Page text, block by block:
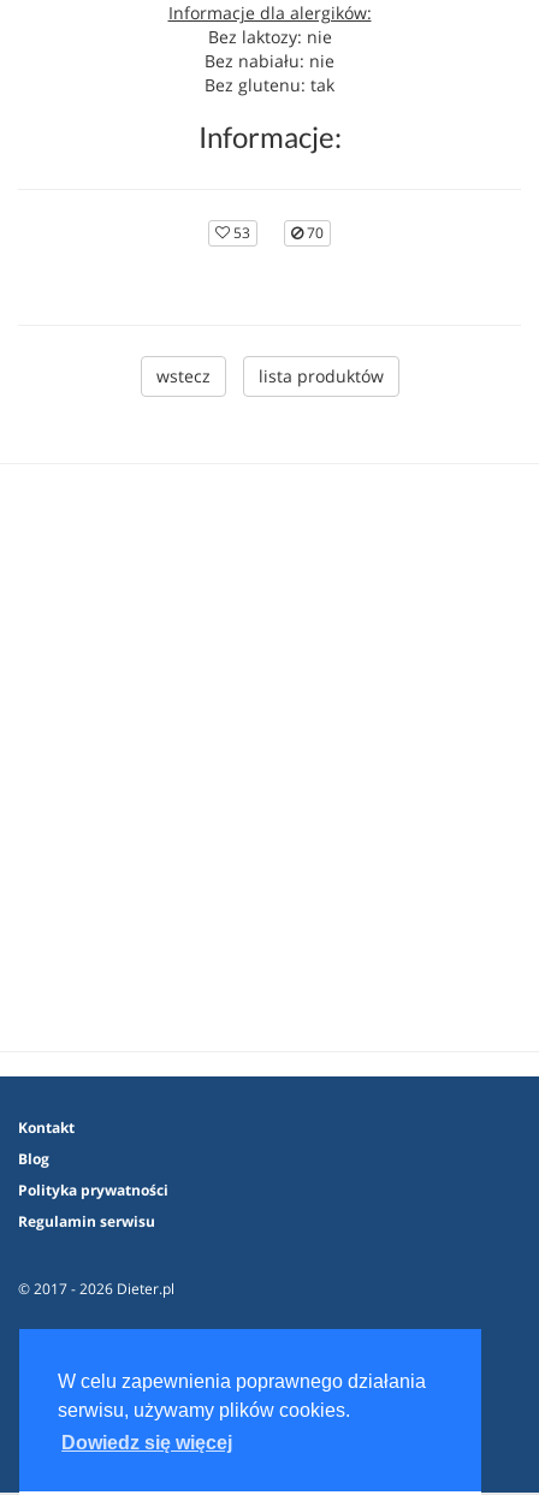
W celu zapewnienia poprawnego działania
serwisu, używamy plików cookies.
Dowiedz się więcej
Informacje dla alergików:
Bez laktozy: nie
Bez nabiału: nie
Bez glutenu: tak
Informacje:
53 70
wstecz lista produktów
Kontakt
Blog
Polityka prywatności
Regulamin serwisu
© 2017 - 2026 Dieter.pl